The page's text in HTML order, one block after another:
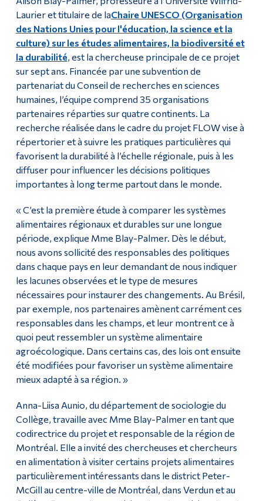
Laurier et titulaire de laChaire UNESCO (Organisation
des Nations Unies pour l'éducation, la science et la
culture) sur les études alimentaires, la biodiversité et
la durabilité, est la chercheuse principale de ce projet
sur sept ans. Financée par une subvention de
partenariat du Conseil de recherches en sciences
humaines, l’équipe comprend 35 organisations
partenaires réparties sur quatre continents. La
recherche réalisée dans le cadre du projet FLOW vise à
répertorier et à suivre les pratiques particulières qui
favorisent la durabilité à l’échelle régionale, puis à les
diffuser pour influencer les décisions politiques
importantes à long terme partout dans le monde.
« C’est la première étude à comparer les systèmes
alimentaires régionaux et durables sur une longue
période, explique Mme Blay-Palmer. Dès le début,
nous avons sollicité des responsables des politiques
dans chaque pays en leur demandant de nous indiquer
les lacunes observées et le type de mesures
nécessaires pour instaurer des changements. Au Brésil,
par exemple, nos partenaires amènent carrément ces
responsables dans les champs, et leur montrent ce à
quoi peut ressembler un système alimentaire
agroécologique. Dans certains cas, des lois ont ensuite
été modifiées pour favoriser un système alimentaire
mieux adapté à sa région. »
Anna-Liisa Aunio, du département de sociologie du
Collège, travaille avec Mme Blay-Palmer en tant que
codirectrice du projet et responsable de la région de
Montréal. Elle a invité des chercheuses et chercheurs
en alimentation à visiter certains projets alimentaires
particulièrement intéressants dans le district Peter-
McGill au centre-ville de Montréal, dans Verdun et au